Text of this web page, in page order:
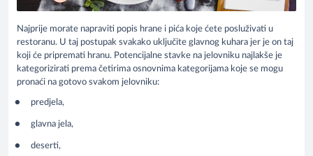
Najprije morate napraviti popis hrane i pića koje ćete posluživati u
restoranu. U taj postupak svakako uključite glavnog kuhara jer je on taj
koji će pripremati hranu. Potencijalne stavke na jelovniku najlakše je
kategorizirati prema četirima osnovnima kategorijama koje se mogu
pronaći na gotovo svakom jelovniku:
predjela,
glavna jela,
deserti,